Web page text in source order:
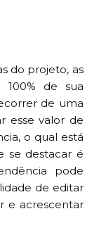
do projeto, as
de sua
de uma
esse valor de
o qual está
se destacar é
pode
de editar
e acrescentar